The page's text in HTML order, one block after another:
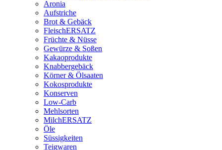
Aronia
Aufstriche
Brot & Gebäck
FleischERSATZ
Früchte & Nüsse
Gewürze & Soßen
Kakaoprodukte
Knabbergebäck
Körner & Ölsaaten
Kokosprodukte
Konserven
Low-Carb
Mehlsorten
MilchERSATZ
Öle
Süssigkeiten
Teigwaren